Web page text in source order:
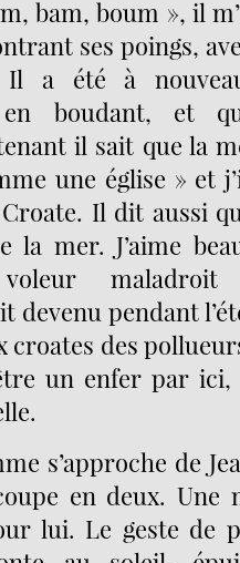
bam, boum », il
ses poings,
Il a été à
en boudant, et
il sait que la
une église » et
Il dit aussi
la mer. J’aime
devenu pendant
croates des
un enfer par
s’approche de
en deux. Une
lui. Le geste de